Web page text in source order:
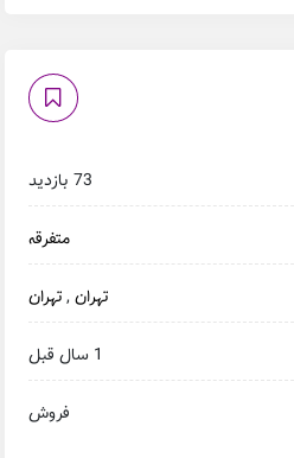
73 بازدید
متفرقه
تهران,تهران
1 سال قبل
فروش